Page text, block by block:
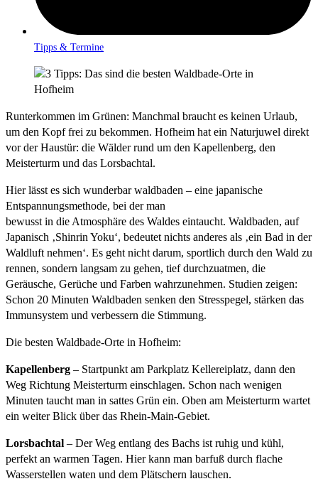
Tipps & Termine
Runterkommen im Grünen: Manchmal braucht es keinen Urlaub,
um den Kopf frei zu bekommen. Hofheim hat ein Naturjuwel direkt
vor der Haustür: die Wälder rund um den Kapellenberg, den
Meisterturm und das Lorsbachtal.
Hier lässt es sich wunderbar waldbaden – eine japanische
Entspannungsmethode, bei der man
bewusst in die Atmosphäre des Waldes eintaucht. Waldbaden, auf
Japanisch ‚Shinrin Yoku‘, bedeutet nichts anderes als ‚ein Bad in der
Waldluft nehmen‘. Es geht nicht darum, sportlich durch den Wald zu
rennen, sondern langsam zu gehen, tief durchzuatmen, die
Geräusche, Gerüche und Farben wahrzunehmen. Studien zeigen:
Schon 20 Minuten Waldbaden senken den Stresspegel, stärken das
Immunsystem und verbessern die Stimmung.
Die besten Waldbade-Orte in Hofheim:
Kapellenberg – Startpunkt am Parkplatz Kellereiplatz, dann den
Weg Richtung Meisterturm einschlagen. Schon nach wenigen
Minuten taucht man in sattes Grün ein. Oben am Meisterturm wartet
ein weiter Blick über das Rhein-Main-Gebiet.
Lorsbachtal – Der Weg entlang des Bachs ist ruhig und kühl,
perfekt an warmen Tagen. Hier kann man barfuß durch flache
Wasserstellen waten und dem Plätschern lauschen.